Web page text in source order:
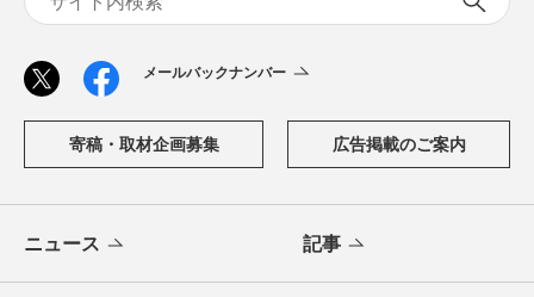
メールバックナンバー
寄稿・取材企画募集 広告掲載のご案内
ニュース 記事